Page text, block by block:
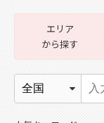
エリア
から探す